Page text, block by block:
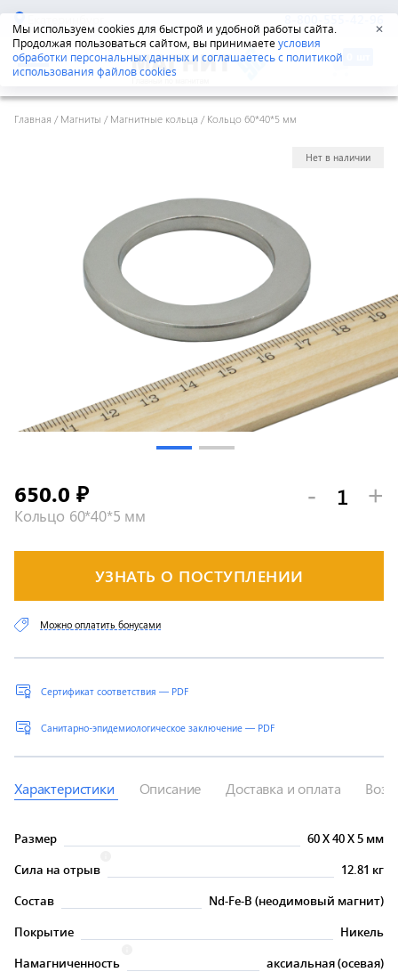
Мы используем cookies для быстрой и удобной работы сайта.
Продолжая пользоваться сайтом, вы принимаетеусловия
обработки персональных данных и соглашаетесь с политикой
использования файлов cookies
✕
Екатеринбург 8-800-555-42-96
Главная /Магниты /Магнитные кольца /Кольцо 60*40*5 мм
Нет в наличии
Кольцо 60*40*5 мм
650.0 ₽ - +
УЗНАТЬ О ПОСТУПЛЕНИИ
Сертификат соответствия — PDF
Санитарно-эпидемиологическое заключение — PDF
Можно оплатить бонусами
Характеристики Описание Доставка и оплата
Размер 60X40X5 мм
Сила на отрыв
12.81 кг
Состав
Nd-Fe-B (неодимовый магнит)
Покрытие
Никель
Намагниченность
аксиальная (осевая)